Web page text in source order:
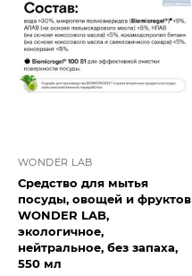
WONDER LAB
Средство для мытья
посуды, овощей и фруктов
WONDER LAB,
экологичное,
нейтральное, без запаха,
550 мл